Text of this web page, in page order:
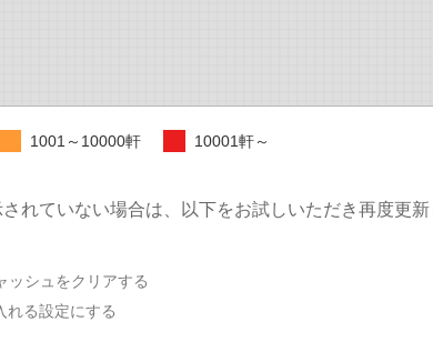
1001～10000軒 10001軒～
れていない場合は、以下をお試しいただき再度更新
ッシュをクリアする
れる設定にする